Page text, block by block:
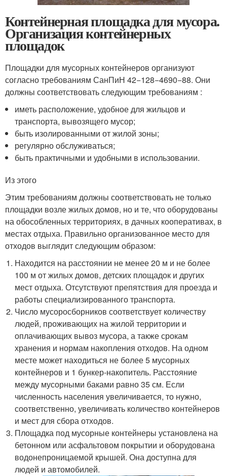
Контейнерная площадка для мусора.
Организация контейнерных
площадок
Площадки для мусорных контейнеров организуют
согласно требованиям СанПиН 42−128−4690−88. Они
должны соответствовать следующим требованиям :
иметь расположение, удобное для жильцов и
транспорта, вывозящего мусор;
быть изолированными от жилой зоны;
регулярно обслуживаться;
быть практичными и удобными в использовании.
Из этого
Этим требованиям должны соответствовать не только
площадки возле жилых домов, но и те, что оборудованы
на обособленных территориях, в дачных кооперативах, в
местах отдыха. Правильно организованное место для
отходов выглядит следующим образом:
Находится на расстоянии не менее 20 м и не более
100 м от жилых домов, детских площадок и других
мест отдыха. Отсутствуют препятствия для проезда и
работы специализированного транспорта.
Число мусоросборников соответствует количеству
людей, проживающих на жилой территории и
оплачивающих вывоз мусора, а также срокам
хранения и нормам накопления отходов. На одном
месте может находиться не более 5 мусорных
контейнеров и 1 бункер-накопитель. Расстояние
между мусорными баками равно 35 см. Если
численность населения увеличивается, то нужно,
соответственно, увеличивать количество контейнеров
и мест для сбора отходов.
Площадка под мусорные контейнеры установлена на
бетонном или асфальтовом покрытии и оборудована
водонепроницаемой крышей. Она доступна для
людей и автомобилей.